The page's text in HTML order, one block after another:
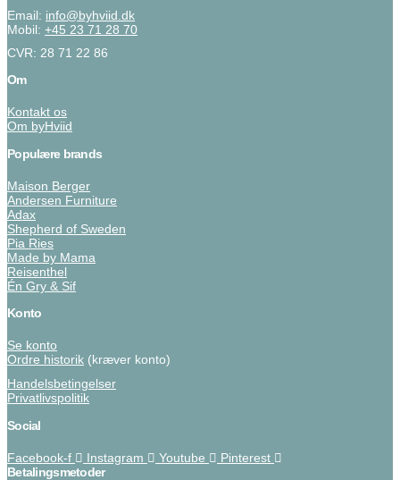
Email: info@byhviid.dk
Mobil: +45 23 71 28 70
CVR: 28 71 22 86
Om
Kontakt os
Om byHviid
Populære brands
Maison Berger
Andersen Furniture
Adax
Shepherd of Sweden
Pia Ries
Made by Mama
Reisenthel
Én Gry & Sif
Konto
Se konto
Ordre historik (kræver konto)
Handelsbetingelser
Privatlivspolitik
Social
Facebook-f Instagram Youtube
Pinterest
Betalingsmetoder